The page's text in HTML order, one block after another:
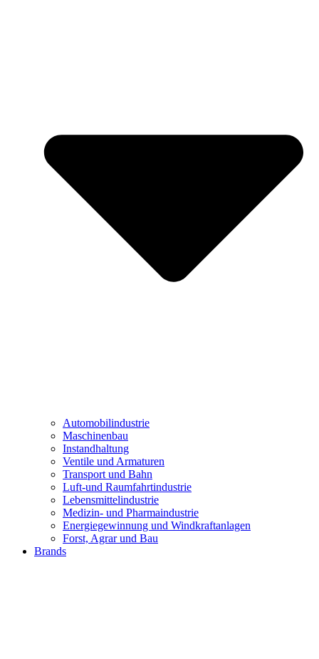
Automobilindustrie
Maschinenbau
Instandhaltung
Ventile und Armaturen
Transport und Bahn
Luft-und Raumfahrtindustrie
Lebensmittelindustrie
Medizin- und Pharmaindustrie
Energiegewinnung und Windkraftanlagen
Forst, Agrar und Bau
Brands